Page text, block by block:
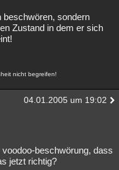
Neue Geschlossen
beschwören, sondern
Zustand in dem er sich
nicht begreifen!
04.01.2005 um 19:02
beschwörung, dass
jetzt richtig?